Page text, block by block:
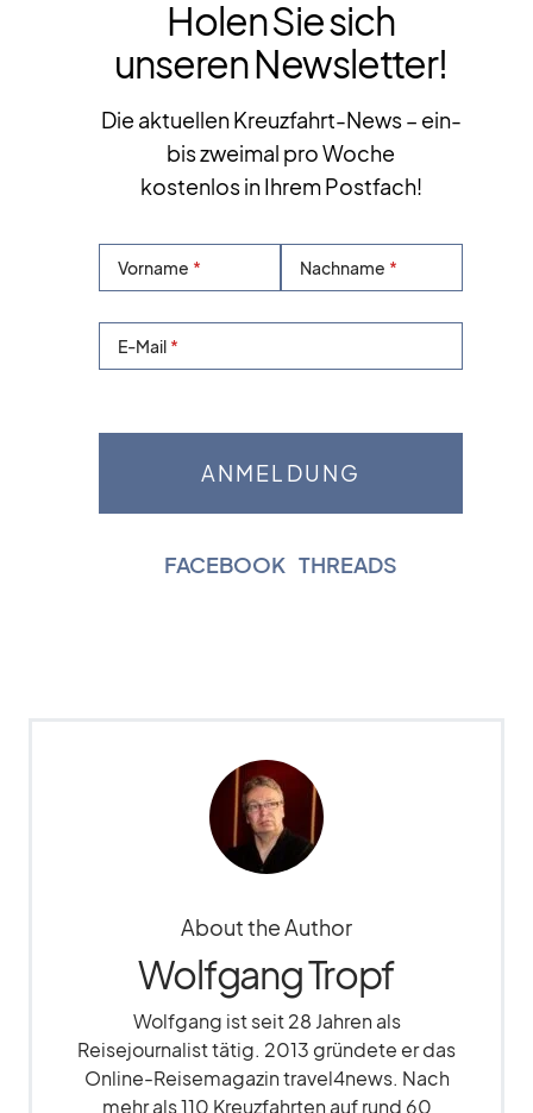
Holen Sie sich
unseren Newsletter!
Die aktuellen Kreuzfahrt-News – ein-
bis zweimal pro Woche
kostenlos in Ihrem Postfach!
Vorname Nachname
E-Mail
FACEBOOK THREADS
About the Author
Wolfgang Tropf
Wolfgang ist seit 28 Jahren als
Reisejournalist tätig. 2013 gründete er das
Online-Reisemagazin travel4news. Nach
mehr als 110 Kreuzfahrten auf rund 60